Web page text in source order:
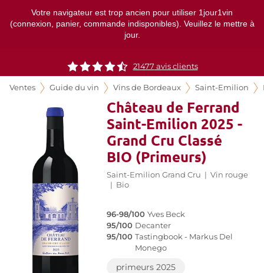
Votre navigateur est trop ancien pour utiliser 1jour1vin
(connexion, panier, commande indisponibles). Veuillez le mettre à
jour.
21477 avis clients
Ventes Guide du vin Vins de Bordeaux Saint-Emilion
Château de Ferrand
Saint-Emilion 2025 -
Grand Cru Classé
BIO (Primeurs)
Saint-Emilion Grand Cru | Vin rouge
| Bio
96-98/100 Yves Beck
95/100 Decanter
95/100 Tastingbook - Markus Del
Monego
primeurs 2025